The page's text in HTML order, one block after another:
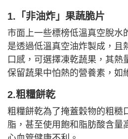
1.「非油炸」果蔬脆片
市面上一些標榜低溫真空脫水
是透過低溫真空油炸製成，且
口感，可選擇凍乾蔬果，其熱
保留蔬果中怕熱的營養素，如
2.粗糧餅乾
粗糧餅乾為了掩蓋穀物的粗糙
脂，甚至使用飽和脂肪酸含量